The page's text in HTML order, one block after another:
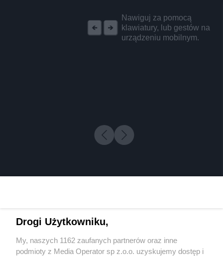
Nawiguj za pomocą
klawiatury, lub gestów na
urządzeniu mobilnym.
Wydawca mediów lokalnych
Drogi Użytkowniku,
My, naszych 1162 zaufanych partnerów oraz inne
podmioty z Media Operator sp z.o.o. uzyskujemy dostęp i